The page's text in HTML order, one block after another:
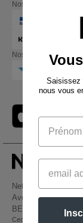
Nos partenaires
Nos transporteurs
Netenders Belgium
Avenue Hermann-
BE61 3632 1629
Ceci n'est PAS
Saisissez
nous vous